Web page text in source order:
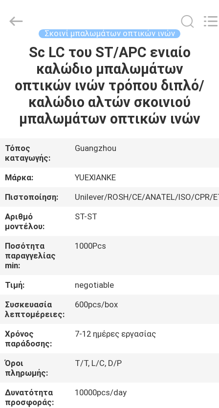
ΣΠΊΤΙ
ΠΡΟΪΌΝΤΑ
ΒΊΝΤΕΟ
ΠΕΡΊΠΟΥ
ΕΜΕΊΣ
ΓΎΡΟΣ
ΕΡΓΟΣΤΑΣΊΩΝ
ΠΟΙΟΤΙΚΌΣ
ΈΛΕΓΧΟΣ
ΜΑΣ
ΕΛΆΤΕ
ΣΕ
ΕΠΑΦΉ
ΜΕ
ΕΙΔΉΣΕΙΣ
Cable
Industry
Σκοινί μπαλωμάτων οπτικών ινών
Sc LC του ST/APC ενιαίο
καλώδιο μπαλωμάτων
οπτικών ινών τρόπου διπλό/
καλώδιο αλτών σκοινιού
μπαλωμάτων οπτικών ινών
Τόπος
καταγωγής:
Guangzhou
Μάρκα:
YUEXIANKE
Πιστοποίηση:
Unilever/ROSH/CE/ANATEL/ISO/CPR/
Αριθμό
μοντέλου:
ST-ST
Ποσότητα
παραγγελίας
min:
1000Pcs
Τιμή:
negotiable
Συσκευασία
λεπτομέρειες:
600pcs/box
Χρόνος
παράδοσης:
7-12 ημέρες εργασίας
Όροι
πληρωμής:
T/T, L/C, D/P
Δυνατότητα
προσφοράς:
10000pcs/day